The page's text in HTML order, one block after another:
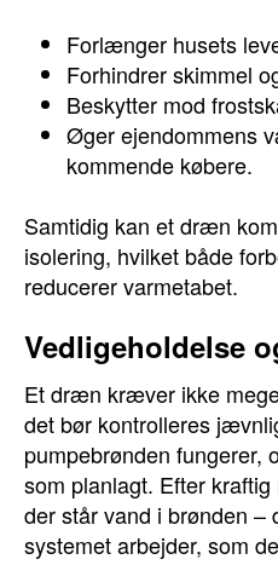
Forlænger husets
Forhindrer skimmel
Beskytter mod
Øger ejendommens
kommende købere.
Samtidig kan et dræn
isolering, hvilket både
reducerer varmetabet.
Vedligeholdelse
Et dræn kræver ikke
det bør kontrolleres
pumpebrønden fungerer,
som planlagt. Efter
der står vand i brønden –
systemet arbejder, som